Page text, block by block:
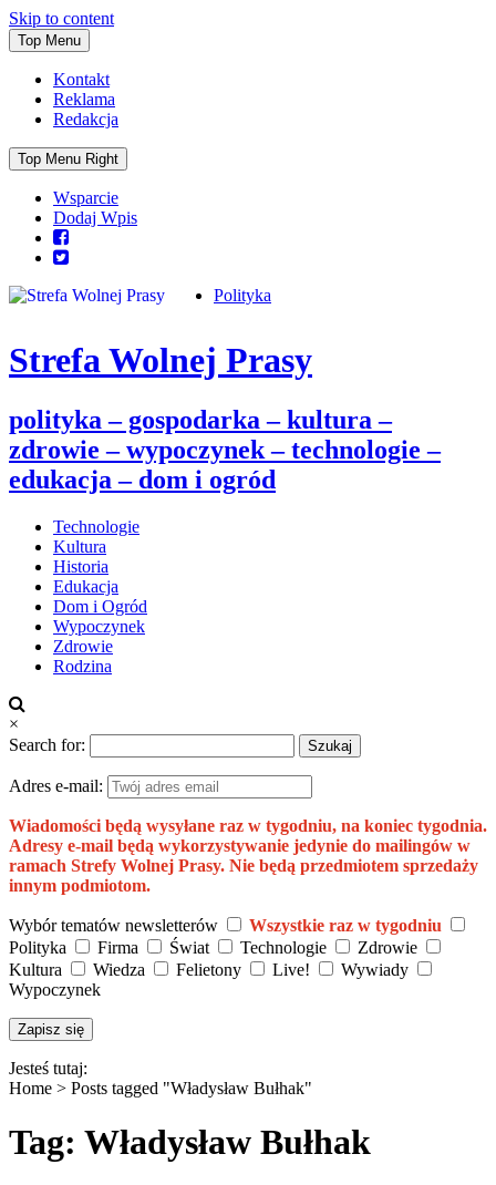
Skip to content
Top Menu
Kontakt
Reklama
Redakcja
Top Menu Right
Wsparcie
Dodaj Wpis
Strefa Wolnej Prasy
polityka – gospodarka – kultura –
zdrowie – wypoczynek – technologie –
edukacja – dom i ogród
Polityka
Technologie
Kultura
Historia
Edukacja
Dom i Ogród
Wypoczynek
Zdrowie
Rodzina
×
Search for:
Adres e-mail:
Wiadomości będą wysyłane raz w tygodniu, na koniec tygodnia.
Adresy e-mail będą wykorzystywanie jedynie do mailingów w
ramach Strefy Wolnej Prasy. Nie będą przedmiotem sprzedaży
innym podmiotom.
Wybór tematów newsletterów
Wszystkie raz w tygodniu
Polityka
Firma Świat Technologie
Zdrowie
Kultura
Wiedza Felietony Live!
Wywiady
Wypoczynek
Jesteś tutaj:
Home > Posts tagged "Władysław Bułhak"
Tag: Władysław Bułhak